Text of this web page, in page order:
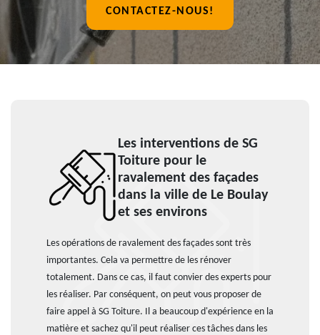
CONTACTEZ-NOUS!
Les interventions de SG
Toiture pour le
ravalement des façades
dans la ville de Le Boulay
et ses environs
Les opérations de ravalement des façades sont très
importantes. Cela va permettre de les rénover
totalement. Dans ce cas, il faut convier des experts pour
les réaliser. Par conséquent, on peut vous proposer de
faire appel à SG Toiture. Il a beaucoup d'expérience en la
matière et sachez qu'il peut réaliser ces tâches dans les